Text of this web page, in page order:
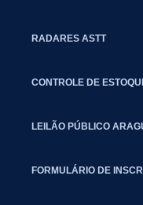
RADARES ASTT
CONTROLE DE
LEILÃO PÚBLICO
FORMULÁRIO DE